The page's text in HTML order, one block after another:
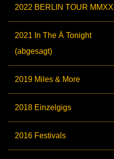
2022 BERLIN TOUR MMXXII
2021 In The Ä Tonight
(abgesagt)
2019 Miles & More
2018 Einzelgigs
2016 Festivals